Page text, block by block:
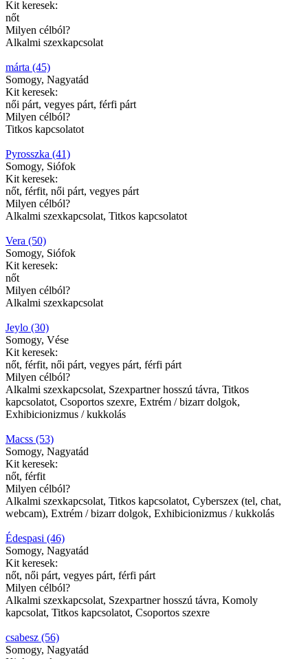
Kit keresek:
nőt
Milyen célból?
Alkalmi szexkapcsolat
márta (45)
Somogy, Nagyatád
Kit keresek:
női párt, vegyes párt, férfi párt
Milyen célból?
Titkos kapcsolatot
Pyrosszka (41)
Somogy, Siófok
Kit keresek:
nőt, férfit, női párt, vegyes párt
Milyen célból?
Alkalmi szexkapcsolat, Titkos kapcsolatot
Vera (50)
Somogy, Siófok
Kit keresek:
nőt
Milyen célból?
Alkalmi szexkapcsolat
Jeylo (30)
Somogy, Vése
Kit keresek:
nőt, férfit, női párt, vegyes párt, férfi párt
Milyen célból?
Alkalmi szexkapcsolat, Szexpartner hosszú távra, Titkos
kapcsolatot, Csoportos szexre, Extrém / bizarr dolgok,
Exhibicionizmus / kukkolás
Macss (53)
Somogy, Nagyatád
Kit keresek:
nőt, férfit
Milyen célból?
Alkalmi szexkapcsolat, Titkos kapcsolatot, Cyberszex (tel, chat,
webcam), Extrém / bizarr dolgok, Exhibicionizmus / kukkolás
Édespasi (46)
Somogy, Nagyatád
Kit keresek:
nőt, női párt, vegyes párt, férfi párt
Milyen célból?
Alkalmi szexkapcsolat, Szexpartner hosszú távra, Komoly
kapcsolat, Titkos kapcsolatot, Csoportos szexre
csabesz (56)
Somogy, Nagyatád